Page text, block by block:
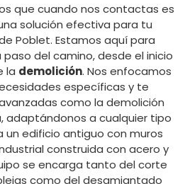
que cuando nos contactas es
solución efectiva para tu
Poblet. Estamos aquí para
del camino, desde el inicio
la demolición. Nos enfocamos
específicas y te
como la demolición
adaptándonos a cualquier tipo
un edificio antiguo con muros
construida con acero y
se encarga tanto del corte
como del desamiantado